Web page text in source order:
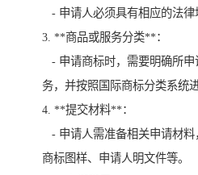
- 申请人必须具有相应的法律
3. **商品或服务分类**：
- 申请商标时，需要明确所申
务，并按照国际商标分类系统
4. **提交材料**：
- 申请人需准备相关申请材料
商标图样、申请人明文件等。